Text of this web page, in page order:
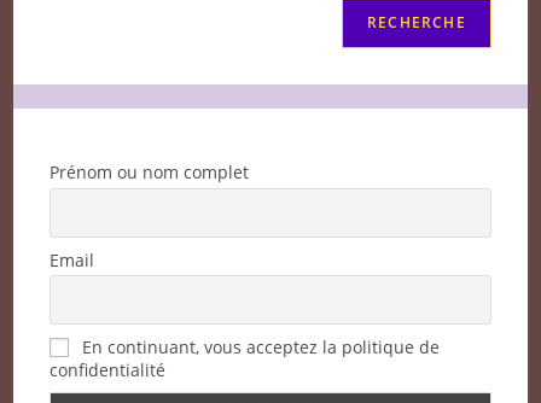
RECHERCHE
Prénom ou nom complet
Email
En continuant, vous acceptez la politique de
confidentialité